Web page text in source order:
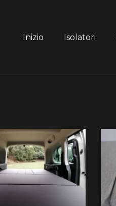
Inizio Isolatori